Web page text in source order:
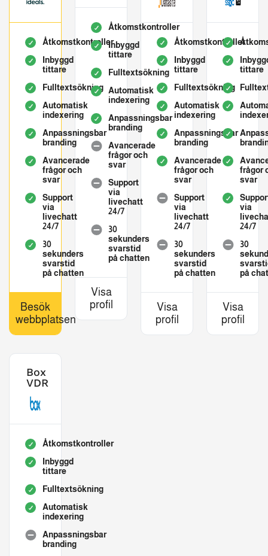
Åtkomstkontroller
Inbyggd
tittare
Fulltextsökning
Automatisk
indexering
Anpassningsbar
branding
Avancerade
frågor och
svar
Support
via
livechatt
24/7
30
sekunders
svarstid
på chatten
Besök
webbplatsen
Åtkomstkontroller
Inbyggd
tittare
Fulltextsökning
Automatisk
indexering
Anpassningsbar
branding
Avancerade
frågor och
svar
Support
via
livechatt
24/7
30
sekunders
svarstid
på chatten
Visa
profil
Åtkomstkontroller
Inbyggd
tittare
Fulltextsökning
Automatisk
indexering
Anpassningsbar
branding
Avancerade
frågor och
svar
Support
via
livechatt
24/7
30
sekunders
svarstid
på chatten
Visa
profil
tittare
frågor
svar
via
24/7
30
på
Visa
profil
Box
VDR
Åtkomstkontroller
Inbyggd
tittare
Fulltextsökning
Automatisk
indexering
Anpassningsbar
branding